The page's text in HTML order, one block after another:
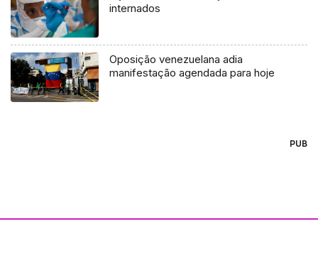
internados
Oposição venezuelana adia
manifestação agendada para hoje
PUB